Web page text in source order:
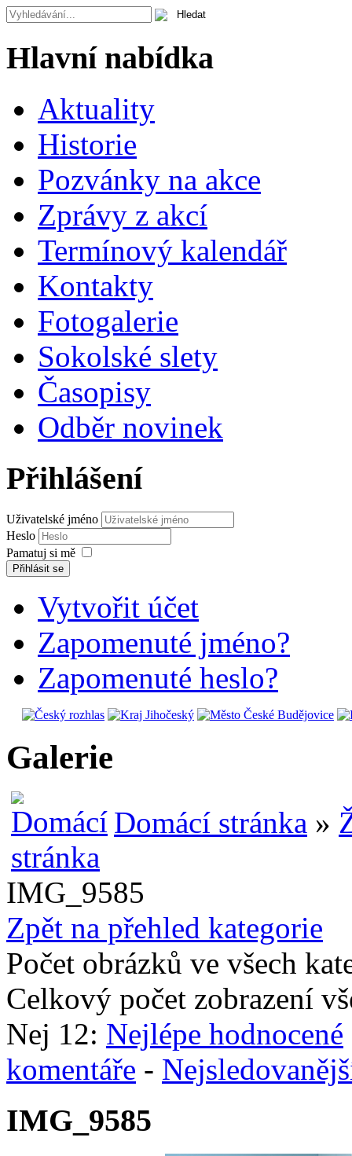
Hlavní nabídka
Aktuality
Historie
Pozvánky na akce
Zprávy z akcí
Termínový kalendář
Kontakty
Fotogalerie
Sokolské slety
Časopisy
Odběr novinek
Přihlášení
Uživatelské jméno
Heslo
Pamatuj si mě
Přihlásit se
Vytvořit účet
Zapomenuté jméno?
Zapomenuté heslo?
Galerie
Domácí stránka »
IMG_9585
Zpět na přehled kategorie
Počet obrázků ve všech
Celkový počet zobrazení
Nej 12: Nejlépe hodnocené
komentáře -
IMG_9585